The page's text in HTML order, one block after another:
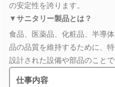
の安定性を誇ります。
▼サニタリー製品とは？
食品、医薬品、化粧品、半導
品の品質を維持するために、
設計された設備や部品のことで
仕事内容